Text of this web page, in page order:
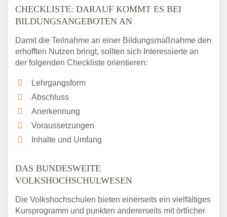
CHECKLISTE: DARAUF KOMMT ES BEI
BILDUNGSANGEBOTEN AN
Damit die Teilnahme an einer Bildungsmaßnahme den
erhofften Nutzen bringt, sollten sich Interessierte an
der folgenden Checkliste orientieren:
Lehrgangsform
Abschluss
Anerkennung
Voraussetzungen
Inhalte und Umfang
DAS BUNDESWEITE
VOLKSHOCHSCHULWESEN
Die Volkshochschulen bieten einerseits ein vielfältiges
Kursprogramm und punkten andererseits mit örtlicher